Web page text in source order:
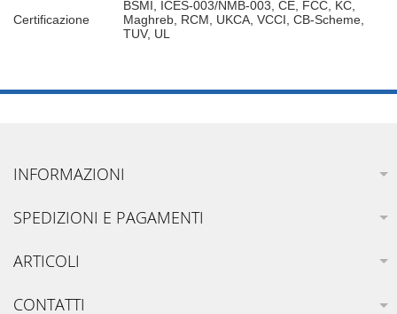
Certificazione
BSMI, ICES-003/NMB-003, CE, FCC, KC,
Maghreb, RCM, UKCA, VCCI, CB-Scheme,
TUV, UL
INFORMAZIONI
SPEDIZIONI E PAGAMENTI
ARTICOLI
CONTATTI